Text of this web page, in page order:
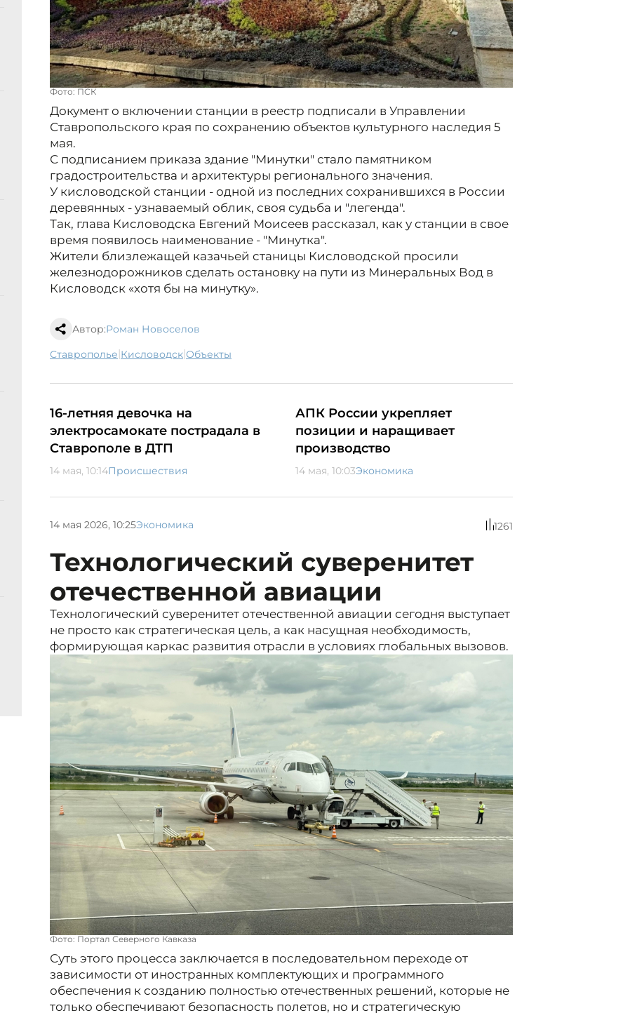
Фото: ПСК
Документ о включении станции в реестр подписали в Управлении
Ставропольского края по сохранению объектов культурного наследия 5
мая.
С подписанием приказа здание "Минутки" стало памятником
градостроительства и архитектуры регионального значения.
У кисловодской станции - одной из последних сохранившихся в России
деревянных - узнаваемый облик, своя судьба и "легенда".
Так, глава Кисловодска Евгений Моисеев рассказал, как у станции в свое
время появилось наименование - "Минутка".
Жители близлежащей казачьей станицы Кисловодской просили
железнодорожников сделать остановку на пути из Минеральных Вод в
Кисловодск «хотя бы на минутку».
Автор:Роман Новоселов
Ставрополье| Кисловодск| объекты
16-летняя девочка на
электросамокате пострадала в
Ставрополе в ДТП
14 мая, 10:14Происшествия
АПК России укрепляет
позиции и наращивает
производство
14 мая, 10:03Экономика
14 мая 2026, 10:25Экономика 1261
Технологический суверенитет
отечественной авиации
Технологический суверенитет отечественной авиации сегодня выступает
не просто как стратегическая цель, а как насущная необходимость,
формирующая каркас развития отрасли в условиях глобальных вызовов.
Фото: Портал Северного Кавказа
Суть этого процесса заключается в последовательном переходе от
зависимости от иностранных комплектующих и программного
обеспечения к созданию полностью отечественных решений, которые не
только обеспечивают безопасность полетов, но и стратегическую